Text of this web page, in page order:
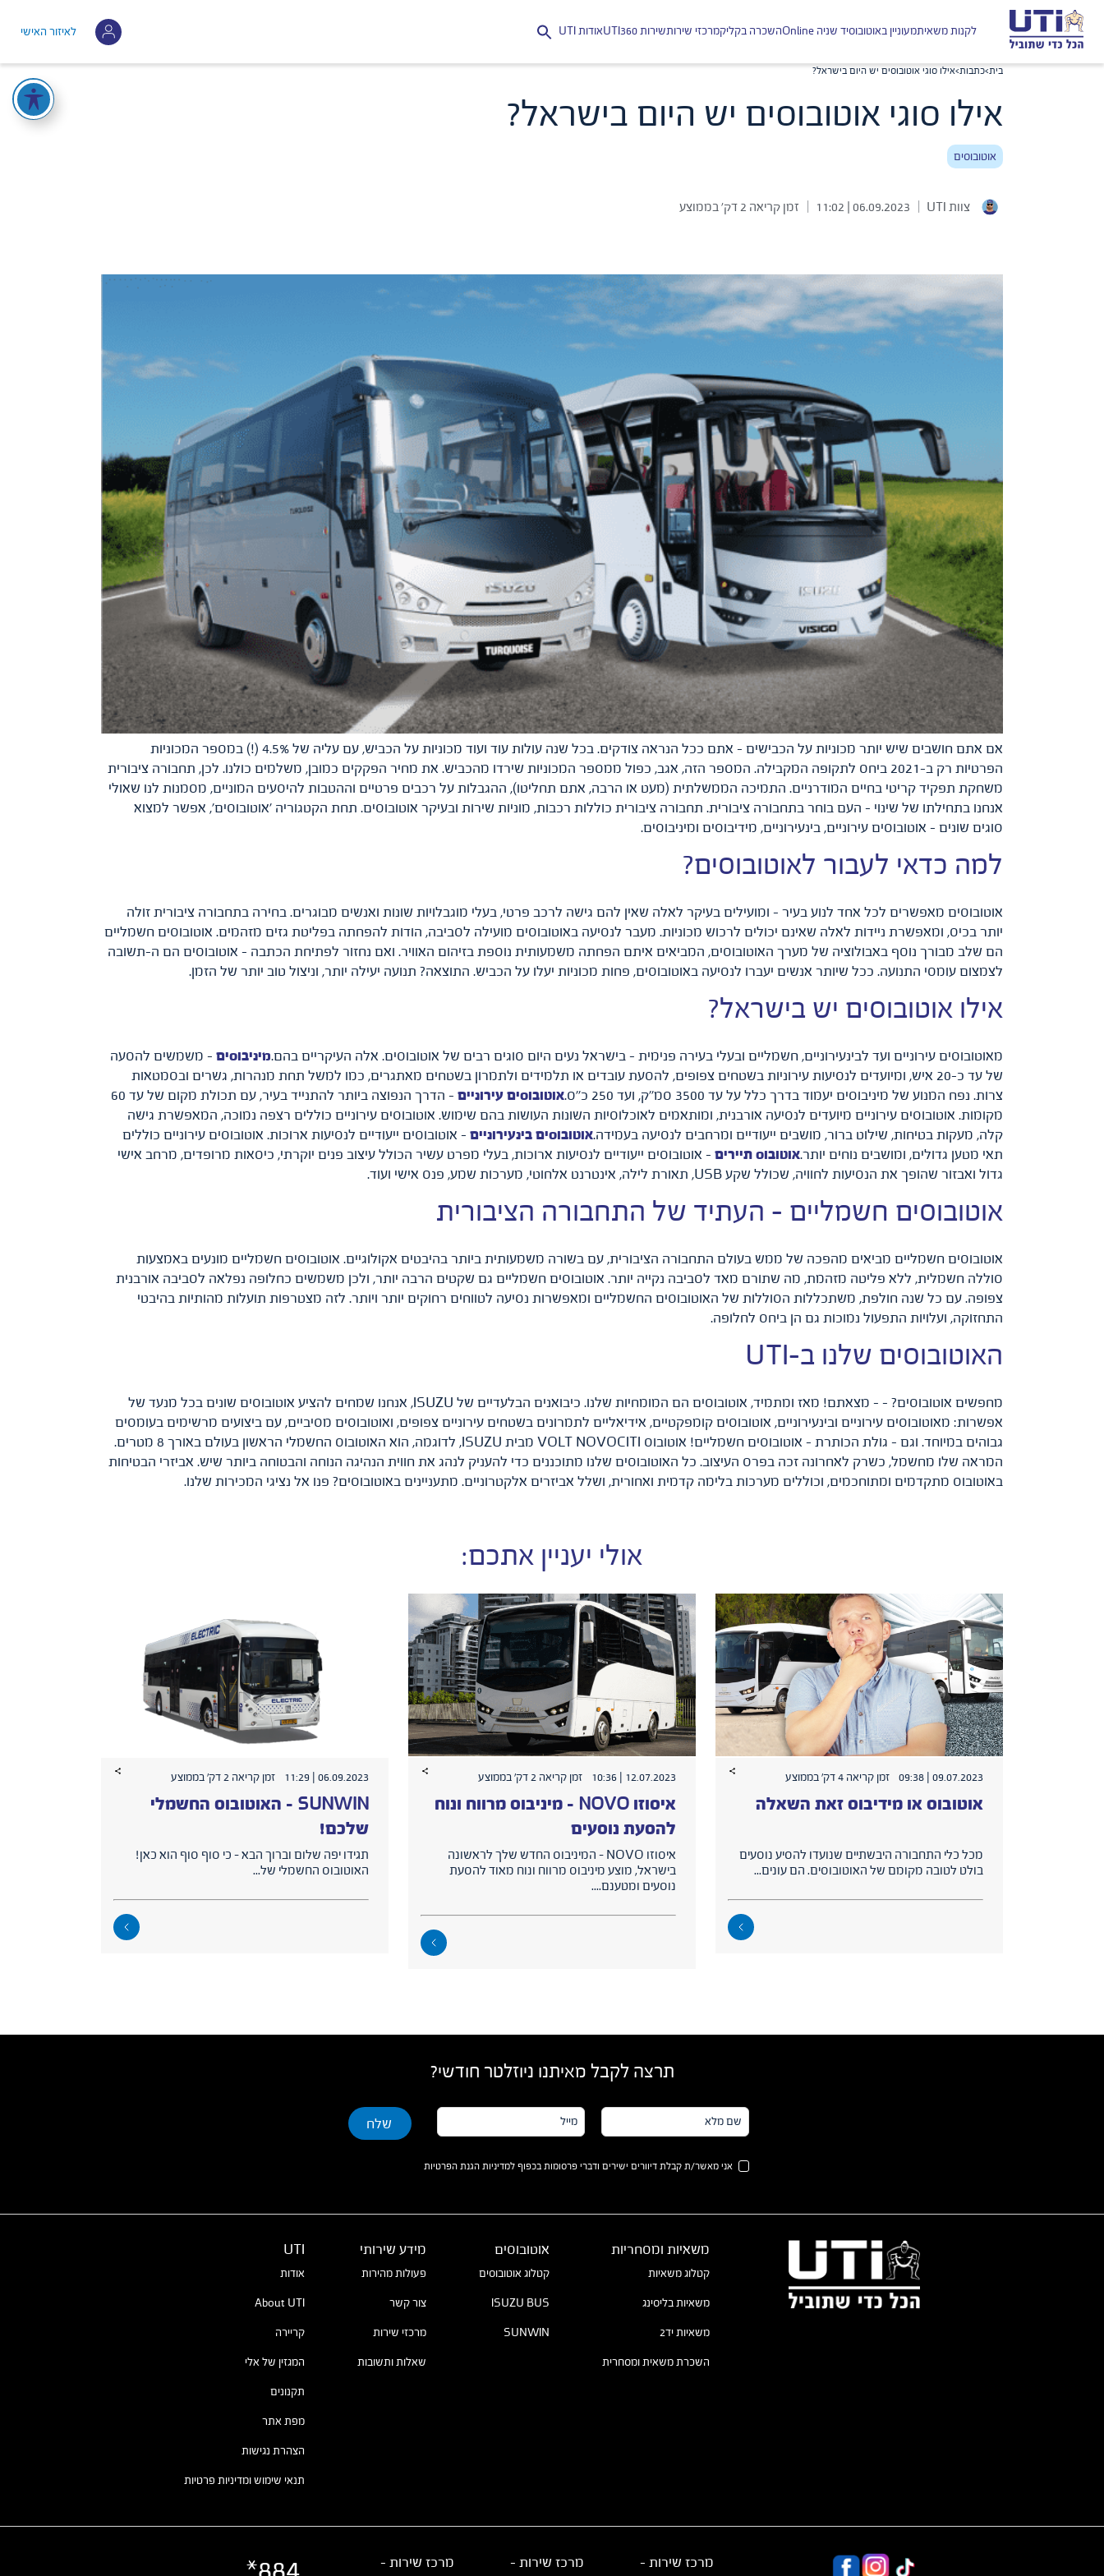
לקנות משאיתמעוניין באוטובוסיד שניה Online השכרה בקליקמרכזי שירותשירות UTI360 אודות UTI
Search
לאיזור האישי
בית>כתבות>אילו סוגי אוטובוסים יש היום בישראל?
אילו סוגי אוטובוסים יש היום בישראל?
אוטובוסים
צוות UTI 06.09.2023 | 11:02 זמן קריאה 2 דק׳ בממוצע
אם אתם חושבים שיש יותר מכוניות על הכבישים – אתם ככל הנראה צודקים. בכל שנה עולות עוד ועוד מכוניות על הכביש, עם עליה של 4.5% (!) במספר המכוניות
הפרטיות רק ב-2021 ביחס לתקופה המקבילה. המספר הזה, אגב, כפול ממספר המכוניות שירדו מהכביש. את מחיר הפקקים כמובן, משלמים כולנו. לכן, תחבורה ציבורית
משחקת תפקיד קריטי בחיים המודרניים. התמיכה הממשלתית (מעט או הרבה, אתם תחליטו), ההגבלות על רכבים פרטיים וההטבות להיסעים המוניים, מסמנות לנו שאולי
אנחנו בתחילתו של שינוי – העם בוחר בתחבורה ציבורית. תחבורה ציבורית כוללות רכבות, מוניות שירות ובעיקר אוטובוסים. תחת הקטגוריה 'אוטובוסים', אפשר למצוא
סוגים שונים – אוטובוסים עירוניים, בינעירוניים, מידיבוסים ומיניבוסים.
למה כדאי לעבור לאוטובוסים?
אוטובוסים מאפשרים לכל אחד לנוע בעיר – ומועילים בעיקר לאלה שאין להם גישה לרכב פרטי, בעלי מוגבלויות שונות ואנשים מבוגרים. בחירה בתחבורה ציבורית זולה
יותר בכיס, ומאפשרת ניידות לאלה שאינם יכולים לרכוש מכוניות. מעבר לנסיעה באוטובוסים מועילה לסביבה, הודות להפחתה בפליטת גזים מזהמים. אוטובוסים חשמליים
הם שלב מבורך נוסף באבולוציה של מערך האוטובוסים, המביאים איתם הפחתה משמעותית נוספת בזיהום האוויר. ואם נחזור לפתיחת הכתבה – אוטובוסים הם ה-תשובה
לצמצום עומסי התנועה. ככל שיותר אנשים יעברו לנסיעה באוטובוסים, פחות מכוניות יעלו על הכביש. התוצאה? תנועה יעילה יותר, וניצול טוב יותר של הזמן.
אילו אוטובוסים יש בישראל?
מאוטובוסים עירוניים ועד לבינעירוניים, חשמליים ובעלי בעירה פנימית – בישראל נעים היום סוגים רבים של אוטובוסים. אלה העיקריים בהם.מיניבוסים – משמשים להסעה
של עד כ-20 איש, ומיועדים לנסיעות עירוניות בשטחים צפופים, להסעת עובדים או תלמידים ולתמרון בשטחים מאתגרים, כמו למשל תחת מנהרות, גשרים ובסמטאות
צרות. נפח המנוע של מיניבוסים יעמוד בדרך כלל על עד 3500 סמ''ק, ועד 250 כ''ס.
אוטובוסים עירוניים
– הדרך הנפוצה ביותר להתנייד בעיר, עם תכולת מקום של עד 60
מקומות. אוטובוסים עירוניים מיועדים לנסיעה אורבנית, ומותאמים לאוכלוסיות השונות העושות בהם שימוש. אוטובוסים עירוניים כוללים רצפה נמוכה, המאפשרת גישה
קלה, מעקות בטיחות, שילוט ברור, מושבים ייעודיים ומרחבים לנסיעה בעמידה.אוטובוסים בינעירוניים – אוטובוסים ייעודיים לנסיעות ארוכות. אוטובוסים עירוניים כוללים
תאי מטען גדולים, ומושבים נוחים יותר.אוטובוס תיירים – אוטובוסים ייעודיים לנסיעות ארוכות, בעלי מפרט עשיר הכולל עיצוב פנים יוקרתי, כיסאות מרופדים, מרחב אישי
גדול ואבזור שהופך את הנסיעות לחוויה, שכולל שקע USB, תאורת לילה, אינטרנט אלחוטי, מערכות שמע, פנס אישי ועוד.
אוטובוסים חשמליים – העתיד של התחבורה הציבורית
אוטובוסים חשמליים מביאים מהפכה של ממש בעולם התחבורה הציבורית, עם בשורה משמעותית ביותר בהיבטים אקולוגיים. אוטובוסים חשמליים מונעים באמצעות
סוללה חשמלית, ללא פליטה מזהמת, מה שתורם מאד לסביבה נקייה יותר. אוטובוסים חשמליים גם שקטים הרבה יותר, ולכן משמשים כחלופה נפלאה לסביבה אורבנית
צפופה. עם כל שנה חולפת, משתכללות הסוללות של האוטובוסים החשמליים ומאפשרות נסיעה לטווחים רחוקים יותר ויותר. לזה מצטרפות תועלות מהותיות בהיבטי
התחזוקה, ועלויות התפעול נמוכות גם הן ביחס לחלופה.
האוטובוסים שלנו ב-UTI
מחפשים אוטובוסים? - - מצאתם! מאז ומתמיד, אוטובוסים הם המומחיות שלנו. כיבואנים הבלעדיים של ISUZU, אנחנו שמחים להציע אוטובוסים שונים בכל מנעד של
אפשרות: מאוטובוסים עירוניים ובינעירוניים, אוטובוסים קומפקטיים, אידיאליים לתמרונים בשטחים עירוניים צפופים, ואוטובוסים מסיביים, עם ביצועים מרשימים בעומסים
גבוהים במיוחד. וגם - גולת הכותרת – אוטובוסים חשמליים! אוטובוס VOLT NOVOCITI מבית ISUZU, לדוגמה, הוא האוטובוס החשמלי הראשון בעולם באורך 8 מטרים.
המראה שלו מחשמל, כשרק לאחרונה זכה בפרס העיצוב. כל האוטובוסים שלנו מתוכננים כדי להעניק לנהג את חווית הנהיגה הנוחה והבטוחה ביותר שיש. אביזרי הבטיחות
באוטובוס מתקדמים ומתוחכמים, וכוללים מערכות בלימה קדמית ואחורית, ושלל אביזרים אלקטרוניים. מתעניינים באוטובוסים? פנו אל נציגי המכירות שלנו.
אולי יעניין אתכם:
09.07.2023 | 09:38 זמן קריאה 4 דק׳ בממוצע
אוטובוס או מידיבוס זאת השאלה
מכל כלי התחבורה היבשתיים שנועדו להסיע נוסעים
בולט לטובה מקומם של האוטובוסים. הם עונים...
12.07.2023 | 10:36 זמן קריאה 2 דק׳ בממוצע
איסוזו NOVO – מיניבוס מרווח ונוח
להסעת נוסעים
איסוזו NOVO – המיניבוס החדש שלך לראשונה
בישראל, מוצע מיניבוס מרווח ונוח מאוד להסעת
נוסעים ומטענם....
06.09.2023 | 11:29 זמן קריאה 2 דק׳ בממוצע
SUNWIN – האוטובוס החשמלי
שלכם!
תגידו יפה שלום וברוך הבא – כי סוף סוף הוא כאן!
האוטובוס החשמלי של...
תרצה לקבל מאיתנו ניוזלטר חודשי?
שם
מלא*
מייל*
אני מאשר/ת קבלת דיוורים ישירים ודברי פרסומות בכפוף למדיניות הגנת הפרטיות
משאיות ומסחריות
קטלוג משאיות
משאיות בליסינג
משאיות יד2
השכרת משאית ומסחרית
אוטובוסים
קטלוג אוטובוסים
ISUZU BUS
SUNWIN
מידע שירותי
פעולות מהירות
צור קשר
מרכזי שירות
שאלות ותשובות
UTI
אודות
About UTI
קריירה
המגזין של אלי
תקנונים
מפת אתר
הצהרת נגישות
תנאי שימוש ומדיניות פרטיות
מרכז שירות –
מרכז שירות –
מרכז שירות -